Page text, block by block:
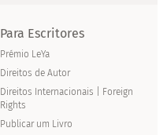
Para Escritores
Prémio LeYa
Direitos de Autor
Direitos Internacionais | Foreign
Rights
Publicar um Livro